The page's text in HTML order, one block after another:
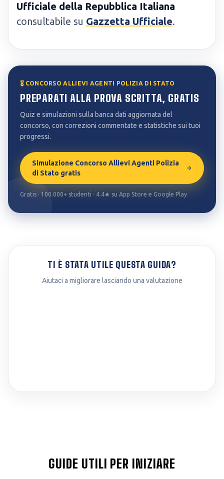
Ufficiale della Repubblica Italiana
consultabile su Gazzetta Ufficiale.
🎖️ CONCORSO ALLIEVI AGENTI POLIZIA DI STATO
PREPARATI ALLA PROVA SCRITTA, GRATIS
Quiz e simulazioni sulla banca dati aggiornata del
concorso, con correzioni commentate e statistiche sui tuoi
progressi.
Simulazione Concorso Allievi Agenti Polizia
di Stato gratis
Gratis · 100.000+ studenti · 4.4★ su App Store e Google Play
TI È STATA UTILE QUESTA GUIDA?
Aiutaci a migliorare lasciando una valutazione
GUIDE UTILI PER INIZIARE